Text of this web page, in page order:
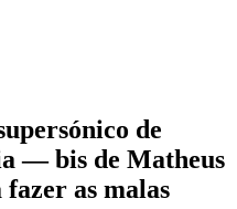
de
— bis de Matheus
as malas